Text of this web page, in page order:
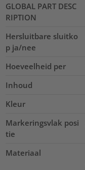
GLOBAL PART DESC
RIPTION
Hersluitbare sluitko
p ja/nee
Hoeveelheid per
Inhoud
Kleur
Markeringsvlak posi
tie
Materiaal